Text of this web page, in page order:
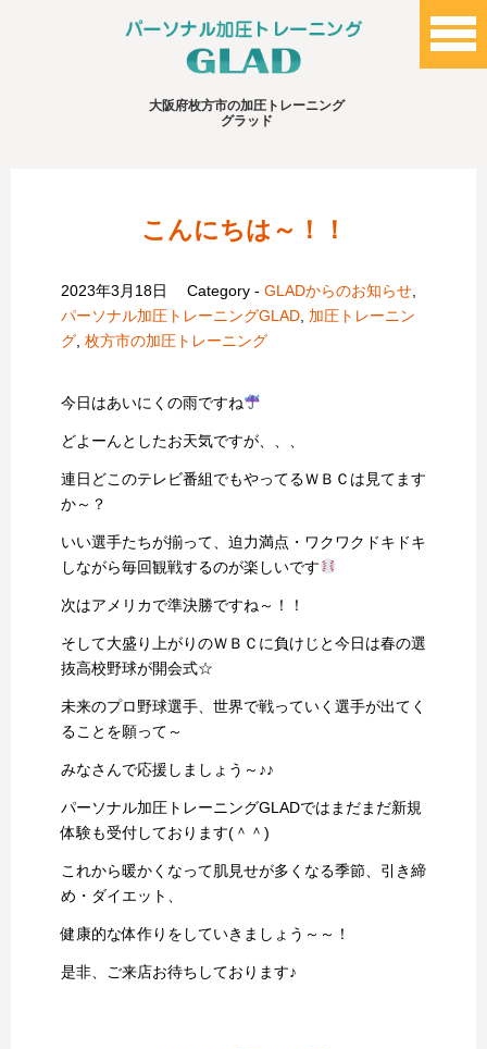
大阪府枚方市の加圧トレーニング
グラッド
こんにちは～！！
2023年3月18日 Category -GLADからのお知らせ,
パーソナル加圧トレーニングGLAD, 加圧トレーニン
グ, 枚方市の加圧トレーニング
今日はあいにくの雨ですね
どよーんとしたお天気ですが、、、
連日どこのテレビ番組でもやってるＷＢＣは見てます
か～？
いい選手たちが揃って、迫力満点・ワクワクドキドキ
しながら毎回観戦するのが楽しいです
次はアメリカで準決勝ですね～！！
そして大盛り上がりのＷＢＣに負けじと今日は春の選
抜高校野球が開会式☆
未来のプロ野球選手、世界で戦っていく選手が出てく
ることを願って～
みなさんで応援しましょう～♪♪
パーソナル加圧トレーニングGLADではまだまだ新規
体験も受付しております(＾＾)
これから暖かくなって肌見せが多くなる季節、引き締
め・ダイエット、
健康的な体作りをしていきましょう～～！
是非、ご来店お待ちしております♪